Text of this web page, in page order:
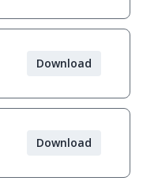
Download
Download